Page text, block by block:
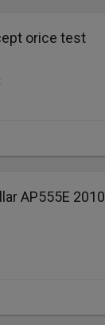
orice test
AP555E 2010